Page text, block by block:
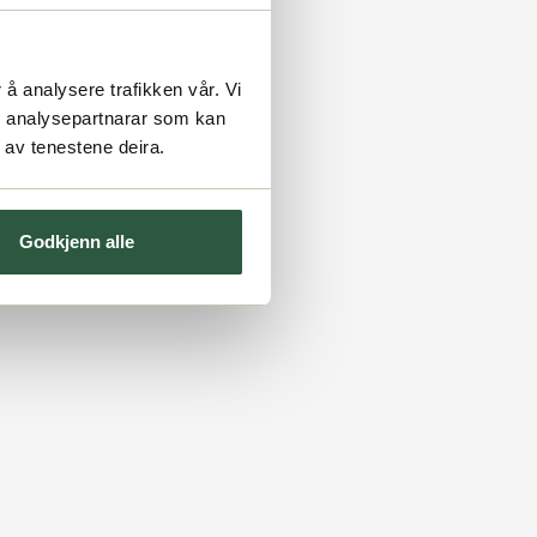
analysere trafikken vår. Vi
som kan
tenestene deira.
Godkjenn alle